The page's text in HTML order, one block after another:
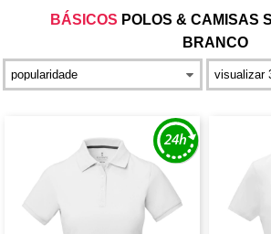
BÁSICOS POLOS & CAMISAS
BRANCO